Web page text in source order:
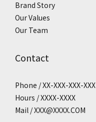
Brand Story
Our Values
Our Team
Contact
Phone / XX-XXX-XXX-XXX
Hours / XXXX-XXXX
Mail / XXX@XXXX.COM